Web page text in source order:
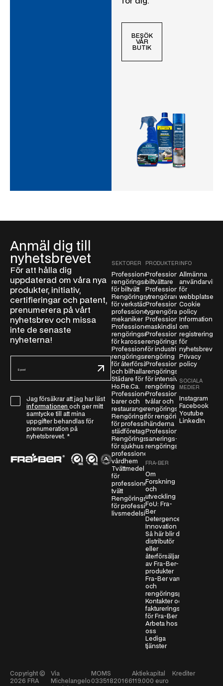
BESÖK
VÅR
BUTIK
Anmäl dig till
nyhetsbrevet
För att hålla dig
uppdaterad om våra nya
produkter, initiativ,
certifieringar och patent,
prenumerera på vårt
nyhetsbrev och missa
inte de senaste
nyheterna!
p
v
Jag försäkrar att jag har läst
informationen och ger mitt
samtycke till att mina
uppgifter behandlas för
prenumeration på
nyhetsbrevet. *
SEKTORER
Professionella
rengöringsmedel
för biltvätt
Rengöringsmedel
för verkstäder och
professionella
mekaniker
Professionella
rengöringsmedel
för karosseri
Professionella
rengöringsmedel
för återförsäljare
och bilhallar
Städare för
Ho.Re.Ca.
Professionella
barer och
restauranger
Rengöringsmedel
för professionella
städföretag
Rengöringsmedel
för sjukhus och
professionella
vårdhem
Tvättmedel
för
professionell
tvätt
Rengöringsmedel
för professionella
livsmedelsindustrier
PRODUKTER
Professionella
biltvättare
Professionella
ytrengörare
Professionella
tygrengörare
Professionella
maskindiskmedel
Professionella
rengöringsmedel
för industriell
rengöring
Professionella
rengöringsmedel
för intensiv
rengöring
Professionella
tvålar och
rengöringsmedel
för rengöring av
händerna
Professionella
sanerings- och
rengöringsmedel
FRA-BER
Om
Forskning
och
utveckling
FoU: Fra-
Ber
Detergence
Innovation
Så här blir du
distributör
eller
återförsäljare
av Fra-Ber-
produkter
Fra-Ber varumärken
och
rengöringsprodukter
Kontakter och
faktureringsinformation
för Fra-Ber
Arbeta hos
oss
Lediga
tjänster
INFO
Allmänna
för
webbplatsen
Cookie
policy
Information
om
registrering
för
nyhetsbrev
Privacy
policy
SOCIALA
MEDIER
Instagram
Facebook
Youtube
LinkedIn
Copyright ©
2026 FRA
Via
Michelangelo
MOMS
03351820166
Aktiekapital
119.000 euro
Krediter